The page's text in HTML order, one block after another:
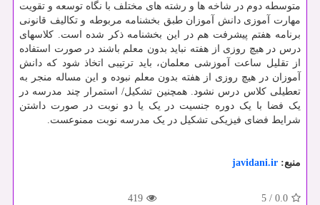
متوسطه دوم در شاخه ها و رشته های مختلف با نگاه توسعه و تقویت
مهارت آموزی دانش آموزان طبق بخشنامه مربوطه و تکالیف قانونی
برنامه هفتم پیشرفت هم در این بخشنامه ذکر شده است. کلاسهای
درس در هیچ روزی از هفته نباید بدون معلم باشند در صورت استفاده
از تقلیل ساعت آموزشی معلمان، باید ترتیبی اتخاذ شود که دانش
آموزان در هیچ روزی از هفته بدون معلم نبوده و این مساله منجر به
تعطیلی کلاس درس نشود. همچنین تشکیل/ استمرار چند مدرسه در
یک فضا با یک دوره جنسیت در یک یا دو نوبت در صورت داشتن
شرایط فضای فیزیکی تشکیل در یک مدرسه نوبت ممنوعست.
منبع: javidani.ir
0.0
/
5
419